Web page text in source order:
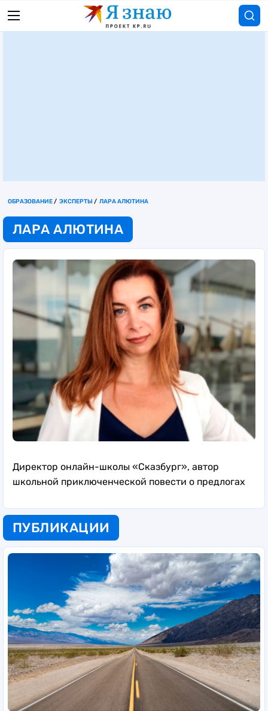
ОБРАЗОВАНИЕ ЭКСПЕРТЫ ЛАРА АЛЮТИНА
ЛАРА АЛЮТИНА
Директор онлайн-школы «Сказбург», автор
школьной приключенческой повести о предлогах
ПУБЛИКАЦИИ